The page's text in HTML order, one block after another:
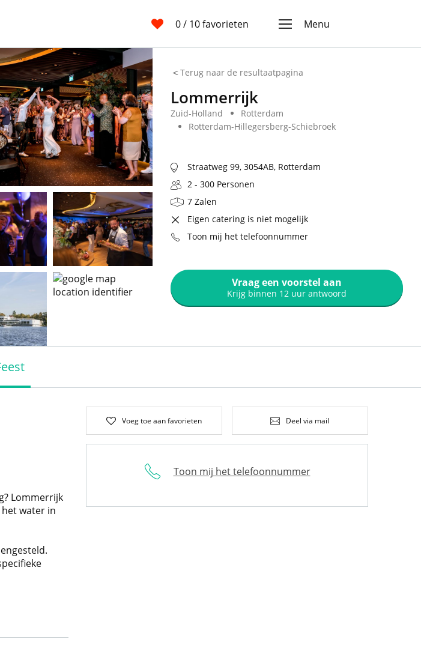
0/ 10 favorieten Menu
Terug naar de resultaatpagina
Lommerrijk
Zuid-Holland
Rotterdam
Rotterdam-Hillegersberg-Schiebroek
Straatweg 99, 3054AB, Rotterdam
2 - 300 Personen
7 Zalen
Eigen catering is niet mogelijk
Toon mij het telefoonnummer
Vraag een voorstel aan
Krijg binnen 12 uur antwoord
Lommerrijk
water in
Voeg toe aan favorieten Deel via mail
Toon mij het telefoonnummer